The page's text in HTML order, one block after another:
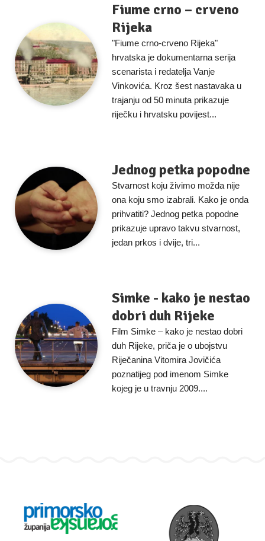
Fiume crno – crveno
Rijeka
"Fiume crno-crveno Rijeka"
hrvatska je dokumentarna serija
scenarista i redatelja Vanje
Vinkovića. Kroz šest nastavaka u
trajanju od 50 minuta prikazuje
riječku i hrvatsku povijest...
Jednog petka popodne
Stvarnost koju živimo možda nije
ona koju smo izabrali. Kako je onda
prihvatiti? Jednog petka popodne
prikazuje upravo takvu stvarnost,
jedan prkos i dvije, tri...
Simke - kako je nestao
dobri duh Rijeke
Film Simke – kako je nestao dobri
duh Rijeke, priča je o ubojstvu
Riječanina Vitomira Jovičića
poznatijeg pod imenom Simke
kojeg je u travnju 2009....